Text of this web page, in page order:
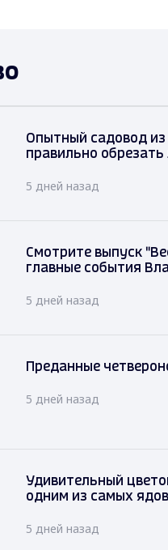
Опытный садовод из
правильно
5 дней назад
Смотрите выпуск
главные события
5 дней назад
Преданные
5 дней назад
Удивительный
одним из самых
5 дней назад